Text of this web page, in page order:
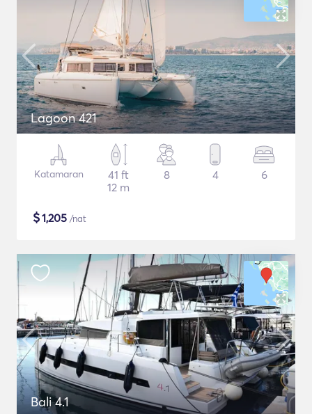
Lagoon 421
Katamaran
41 ft
12 m
8 4 6
$1,205 /nat
Bali 4.1